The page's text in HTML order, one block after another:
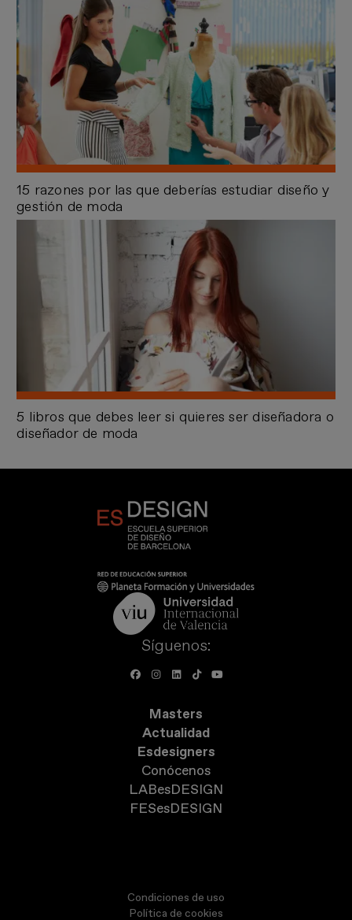
15 razones por las que deberías estudiar diseño y
gestión de moda
5 libros que debes leer si quieres ser diseñadora o
diseñador de moda
Síguenos:
Masters
Actualidad
Esdesigners
Conócenos
LABesDESIGN
FESesDESIGN
Condiciones de uso
Política de cookies